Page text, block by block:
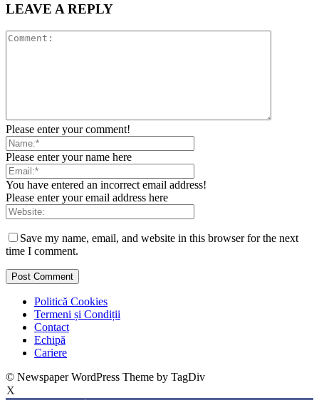
LEAVE A REPLY
Please enter your comment!
Please enter your name here
You have entered an incorrect email address!
Please enter your email address here
Save my name, email, and website in this browser for the next
time I comment.
Politică Cookies
Termeni și Condiții
Contact
Echipă
Cariere
© Newspaper WordPress Theme by TagDiv
X